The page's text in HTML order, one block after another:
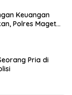
Keuangan
Polres Magetan
Pria di